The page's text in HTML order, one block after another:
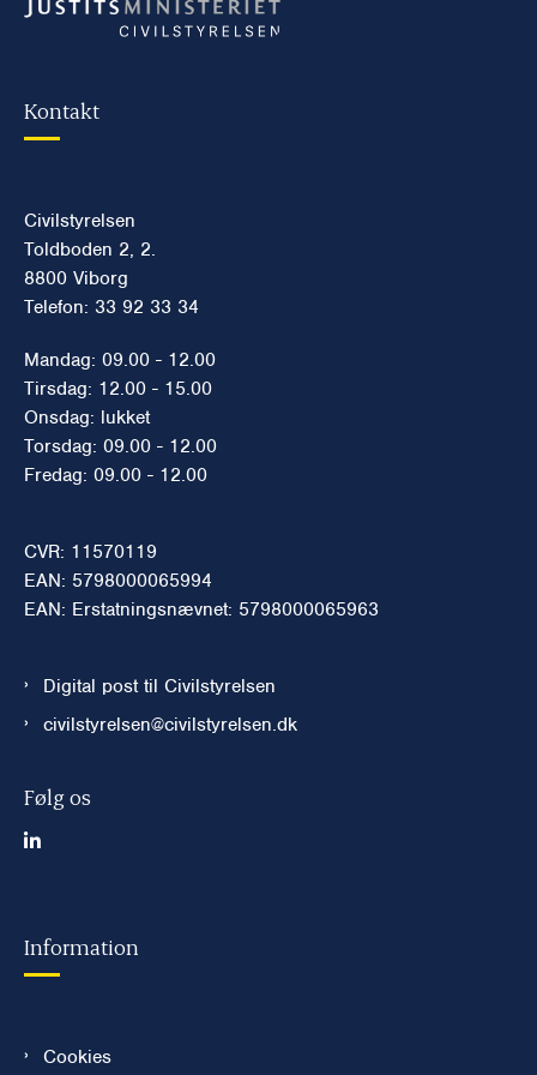
Kontakt
Civilstyrelsen
Toldboden 2, 2.
8800 Viborg
Telefon: 33 92 33 34
Mandag: 09.00 - 12.00
Tirsdag: 12.00 - 15.00
Onsdag: lukket
Torsdag: 09.00 - 12.00
Fredag: 09.00 - 12.00
CVR: 11570119
EAN: 5798000065994
EAN: Erstatningsnævnet: 5798000065963
Digital post til Civilstyrelsen
civilstyrelsen@civilstyrelsen.dk
Følg os
Information
Cookies